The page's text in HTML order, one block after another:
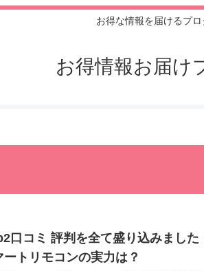
お得な情報を届けるプロ
お得情報お届け
口コミ 評判を全て盛り込みまし
ートリモコンの実力は？